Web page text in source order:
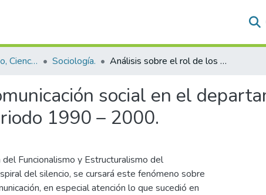
Facultad de Derecho, Ciencias Políticas y Sociales. Sociología. Análisis sobre el rol de los medios de comunicación social en el departamento del cesar durante el conflicto armado periodo 1990 – 2000.
social en el
1990 – 2000.
Funcionalismo y Estructuralismo del
del silencio, se cursará este fenómeno sobre
en especial atención lo que sucedió en